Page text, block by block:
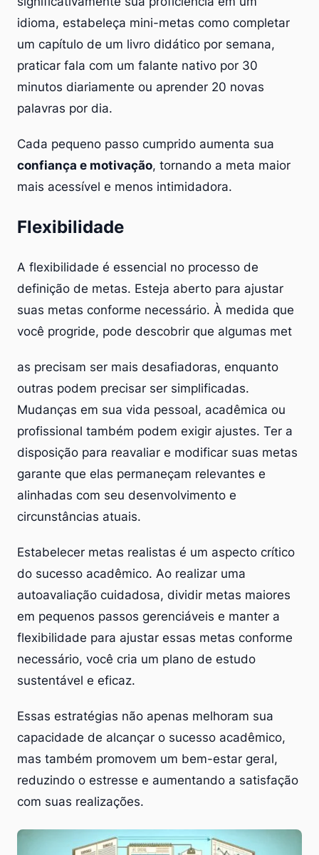
idioma, estabeleça mini-metas como completar
um capítulo de um livro didático por semana,
praticar fala com um falante nativo por 30
minutos diariamente ou aprender 20 novas
palavras por dia.
Cada pequeno passo cumprido aumenta sua
confiança e motivação, tornando a meta maior
mais acessível e menos intimidadora.
Flexibilidade
A flexibilidade é essencial no processo de
definição de metas. Esteja aberto para ajustar
suas metas conforme necessário. À medida que
você progride, pode descobrir que algumas met
as precisam ser mais desafiadoras, enquanto
outras podem precisar ser simplificadas.
Mudanças em sua vida pessoal, acadêmica ou
profissional também podem exigir ajustes. Ter a
disposição para reavaliar e modificar suas metas
garante que elas permaneçam relevantes e
alinhadas com seu desenvolvimento e
circunstâncias atuais.
Estabelecer metas realistas é um aspecto crítico
do sucesso acadêmico. Ao realizar uma
autoavaliação cuidadosa, dividir metas maiores
em pequenos passos gerenciáveis e manter a
flexibilidade para ajustar essas metas conforme
necessário, você cria um plano de estudo
sustentável e eficaz.
Essas estratégias não apenas melhoram sua
capacidade de alcançar o sucesso acadêmico,
mas também promovem um bem-estar geral,
reduzindo o estresse e aumentando a satisfação
com suas realizações.